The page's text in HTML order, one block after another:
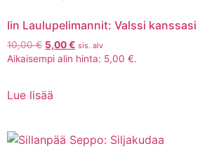
Iin Laulupelimannit: Valssi kanssasi
10,00€ 5,00€ sis. alv
Aikaisempi alin hinta: 5,00 €.
Lue lisää